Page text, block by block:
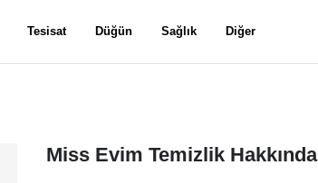
Tesisat Düğün Sağlık Diğer
Miss Evim Temizlik Hakkında